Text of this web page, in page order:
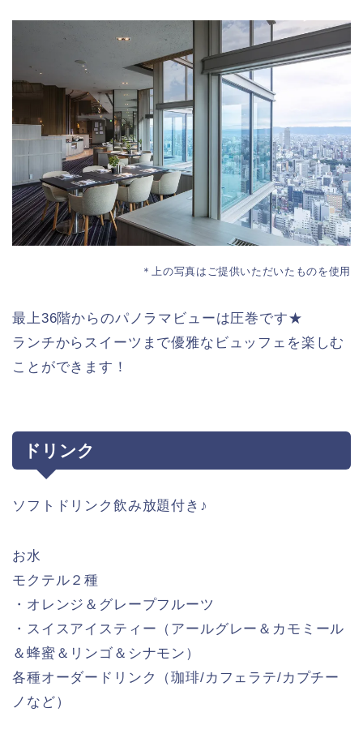
＊上の写真はご提供いただいたものを使用
最上36階からのパノラマビューは圧巻です★
ランチからスイーツまで優雅なビュッフェを楽しむ
ことができます！
ドリンク
ソフトドリンク飲み放題付き♪
お水
モクテル２種
・オレンジ＆グレープフルーツ
・スイスアイスティー（アールグレー＆カモミール
＆蜂蜜＆リンゴ＆シナモン）
各種オーダードリンク（珈琲/カフェラテ/カプチー
ノなど）